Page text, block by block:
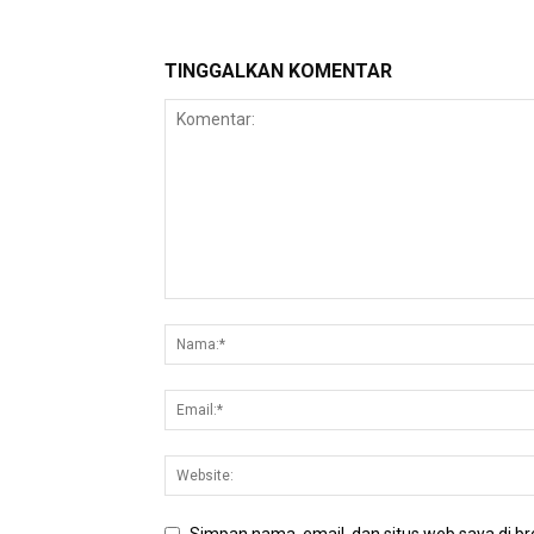
TINGGALKAN KOMENTAR